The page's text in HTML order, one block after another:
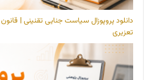
دانلود پروپوزال سیاست جنایی تقنینی |
تعزیری